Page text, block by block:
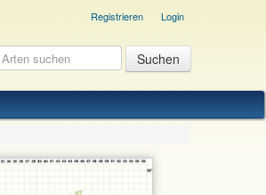
Registrieren Login